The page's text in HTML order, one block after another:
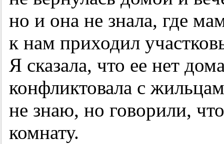
но и она не знала, где
к нам приходил
Я сказала, что ее нет
конфликтовала с
не знаю, но говорили,
комнату.